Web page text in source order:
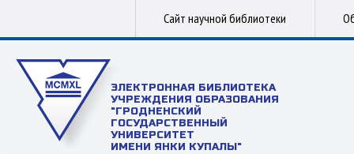
Сайт научной библиотеки
ЭЛЕКТРОННАЯ БИБЛИОТЕКА
УЧРЕЖДЕНИЯ ОБРАЗОВАНИЯ
"ГРОДНЕНСКИЙ
ГОСУДАРСТВЕННЫЙ
УНИВЕРСИТЕТ
ИМЕНИ ЯНКИ КУПАЛЫ"